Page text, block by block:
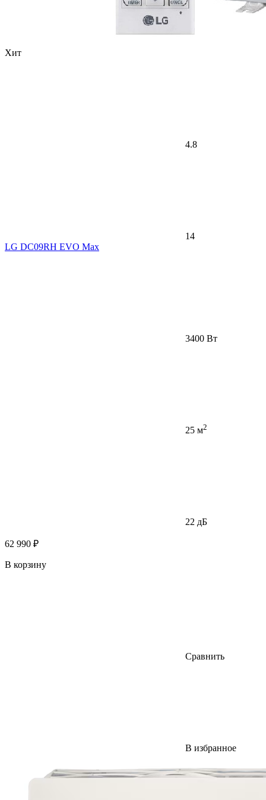
Хит
4.8
14
LG DC09RH EVO Max
3400 Вт
25 м2
22 дБ
62 990 ₽
В корзину
Сравнить
В избранное